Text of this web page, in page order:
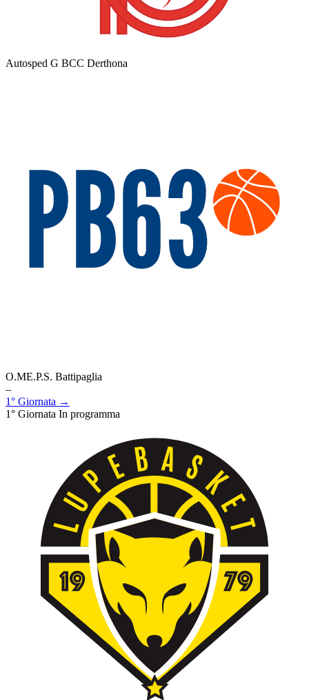
Autosped G BCC Derthona
O.ME.P.S. Battipaglia
–
1° Giornata →
1° Giornata In programma